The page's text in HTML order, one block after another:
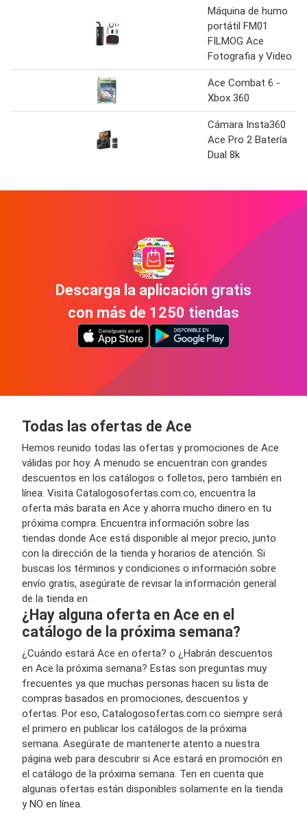
Máquina de humo
portátil FM01
FILMOG Ace
Fotografia y Video
Ace Combat 6 -
Xbox 360
Cámara Insta360
Ace Pro 2 Batería
Dual 8k
Descarga la aplicación gratis
con más de 1250 tiendas
Todas las ofertas de Ace
Hemos reunido todas las ofertas y promociones de Ace
válidas por hoy. A menudo se encuentran con grandes
descuentos en los catálogos o folletos, pero también en
línea. Visita Catalogosofertas.com.co, encuentra la
oferta más barata en Ace y ahorra mucho dinero en tu
próxima compra. Encuentra información sobre las
tiendas donde Ace está disponible al mejor precio, junto
con la dirección de la tienda y horarios de atención. Si
buscas los términos y condiciones o información sobre
envío gratis, asegúrate de revisar la información general
de la tienda en
¿Hay alguna oferta en Ace en el
catálogo de la próxima semana?
¿Cuándo estará Ace en oferta? o ¿Habrán descuentos
en Ace la próxima semana? Estas son preguntas muy
frecuentes ya que muchas personas hacen su lista de
compras basados en promociones, descuentos y
ofertas. Por eso, Catalogosofertas.com.co siempre será
el primero en publicar los catálogos de la próxima
semana. Asegúrate de mantenerte atento a nuestra
página web para descubrir si Ace estará en promoción en
el catálogo de la próxima semana. Ten en cuenta que
algunas ofertas están disponibles solamente en la tienda
y NO en línea.